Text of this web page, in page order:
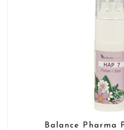
Balance Pharma